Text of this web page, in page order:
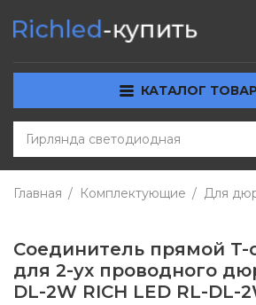
КАТАЛОГ
Главная Комплектующие Для
Соединитель прямой T-
для 2-ух проводного
DL-2W RICH LED RL-DL-